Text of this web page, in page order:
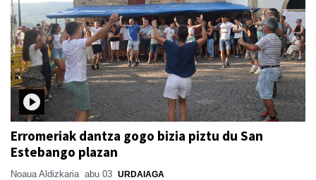
Erromeriak dantza gogo bizia piztu du San
Estebango plazan
Noaua Aldizkaria abu 03 URDAIAGA